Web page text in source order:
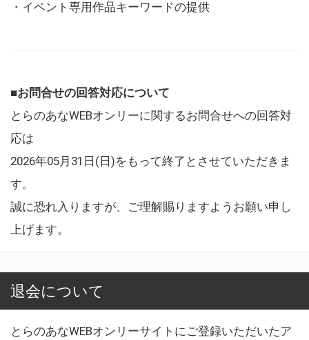
・イベント専用作品キーワードの提供
■お問合せの回答対応について
とらのあなWEBオンリーに関するお問合せへの回答対
応は
2026年05月31日(日)をもって終了とさせていただきま
す。
誠に恐れ入りますが、ご理解賜りますようお願い申し
上げます。
退会について
とらのあなWEBオンリーサイトにご登録いただいたア